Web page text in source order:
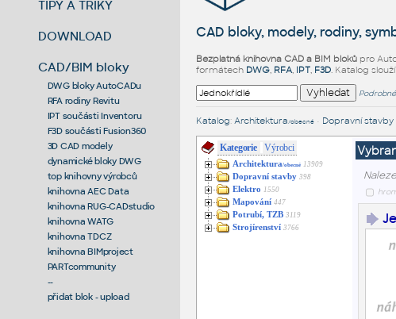
TIPY A TRIKY
DOWNLOAD
CAD/BIM bloky
DWG bloky AutoCADu
RFA rodiny Revitu
IPT součásti Inventoru
F3D součásti Fusion360
3D CAD modely
dynamické bloky DWG
top knihovny výrobců
knihovna AEC Data
knihovna RUG-CADstudio
knihovna WATG
knihovna TDCZ
knihovna BIMproject
PARTcommunity
--
přidat blok - upload
CAD bloky, modely, rodiny,
Bezplatná knihovna CAD a BIM blokůpro
formátech DWG, RFA, IPT, F3D. Katalog
Katalog: Architektura /obecné• Dopravní stavby
Kategorie Výrobci
Architektura/obecné 13909
Dopravní stavby 398
Elektro 1550
Mapování 447
Potrubí, TZB 3119
Strojírenství 3766